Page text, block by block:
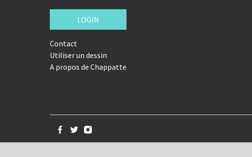
LOGIN
Contact
Utiliser un dessin
A propos de Chappatte